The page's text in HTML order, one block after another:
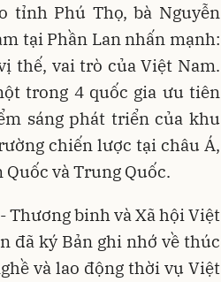
tỉnh Phú Thọ, bà Nguyễn
tại Phần Lan nhấn mạnh:
thế, vai trò của Việt Nam.
trong 4 quốc gia ưu tiên
sáng phát triển của khu
chiến lược tại châu Á,
và Trung Quốc.
Thương binh và Xã hội Việt
đã ký Bản ghi nhớ về thúc
và lao động thời vụ Việt